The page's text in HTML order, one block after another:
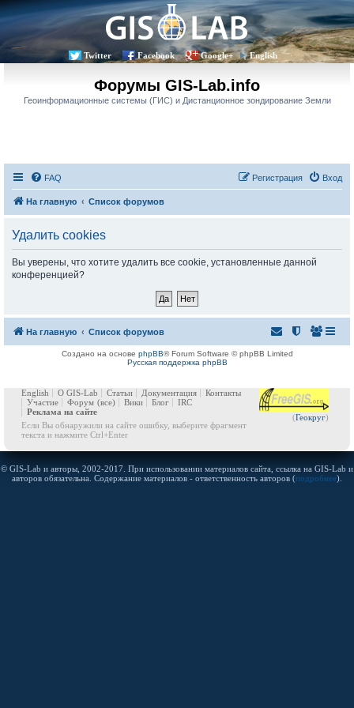
Twitter Facebook Google+ English
Форумы GIS-Lab.info
Геоинформационные системы (ГИС) и Дистанционное зондирование Земли
FAQ Вход
Регистрация
На главную Список форумов
Удалить cookies
Вы уверены, что хотите удалить все cookie, установленные данной
конференцией?
На главную Список форумов
Создано на основе phpBB® Forum Software © phpBB Limited
Русская поддержка phpBB
(Геокруг)
English О GIS-Lab Статьи Документация
Контакты
Участие
Форум (все) Вики Блог
IRC
Реклама на сайте
Если Вы обнаружили на сайте ошибку, выберите фрагмент
текста и нажмите Ctrl+Enter
© GIS-Lab и авторы, 2002-2017. При использовании материалов сайта, ссылка на GIS-Lab и
авторов обязательна. Содержание материалов - ответственность авторов (подробнее).